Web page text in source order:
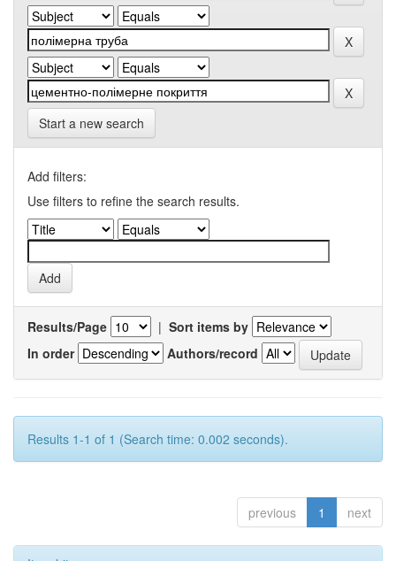
Start a new search
Add filters:
Use filters to refine the search results.
Results/Page | Sort items by
In order
Authors/record
Results 1-1 of 1 (Search time: 0.002 seconds).
previous 1 next